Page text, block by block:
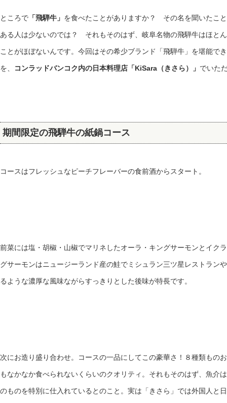
ところで 「飛騨牛」 を食べたことがありますか？ その名を聞いたこ
ある人は少ないのでは？ それもそのはず、岐阜名物の飛騨牛はほと
ことがほぼないんです。今回はその希少ブランド「飛騨牛」を堪能で
を、 コンラッドバンコク内の日本料理店「KiSara（きさら）」 でいた
期間限定の飛騨牛の紙鍋コース
コースはフレッシュなピーチフレーバーの食前酒からスタート。
前菜には塩・胡椒・山椒でマリネしたオーラ・キングサーモンとイク
グサーモンはニュージーランド産の鮭でミシュラン三ツ星レストラン
るような濃厚な風味ながらすっきりとした後味が特長です。
次にお造り盛り合わせ。コースの一品にしてこの豪華さ！８種類もの
もなかなか食べられないくらいのクオリティ。それもそのはず、魚介
のものを特別に仕入れているとのこと。実は「きさら」では外国人と